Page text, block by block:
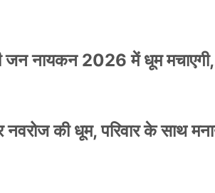
जन नायकन 2026 में धूम
नवरोज की धूम, परिवार के साथ